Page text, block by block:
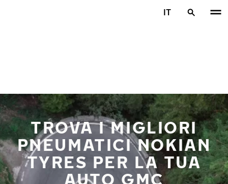
IT
TROVA I MIGLIORI
PNEUMATICI NOKIAN
TYRES PER LA TUA
AUTO GMC